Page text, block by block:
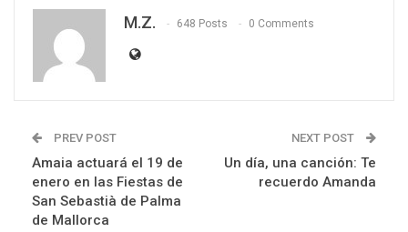
M.Z. 648 Posts 0 Comments
PREV POST
Amaia actuará el 19 de
enero en las Fiestas de
San Sebastià de Palma
de Mallorca
NEXT POST
Un día, una canción: Te
recuerdo Amanda